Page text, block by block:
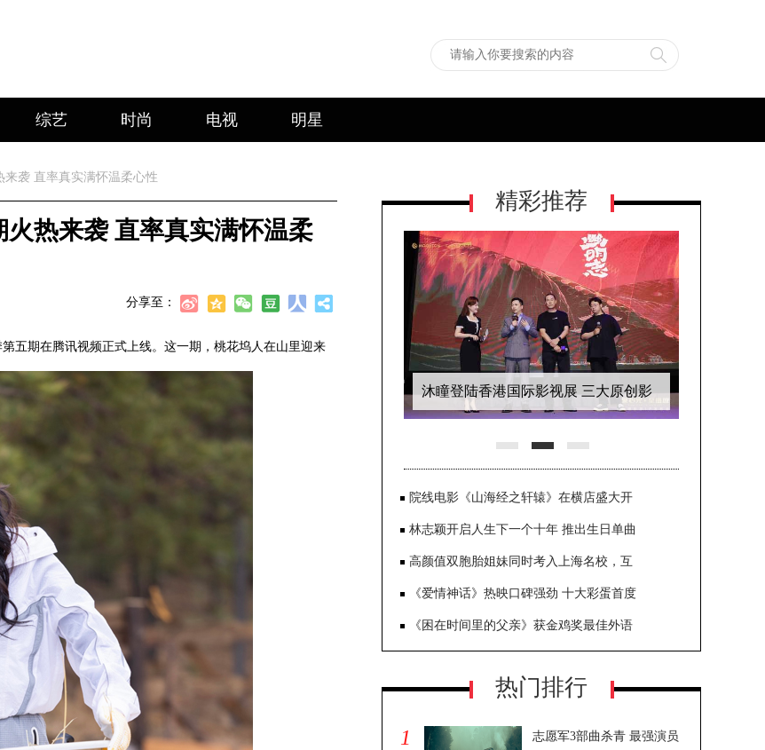
综艺 时尚 电视 明星
袭 直率真实满怀温柔心性
热来袭 直率真实满怀温柔
分享至：
五期在腾讯视频正式上线。这一期，桃花坞人在山里迎来
精彩推荐
《诡秘之主》动画亮相东南亚最大漫
院线电影《山海经之轩辕》在横店盛大开
林志颖开启人生下一个十年 推出生日单曲
高颜值双胞胎姐妹同时考入上海名校，互
《爱情神话》热映口碑强劲 十大彩蛋首度
《困在时间里的父亲》获金鸡奖最佳外语
热门排行
1
志愿军3部曲杀青 最强演员